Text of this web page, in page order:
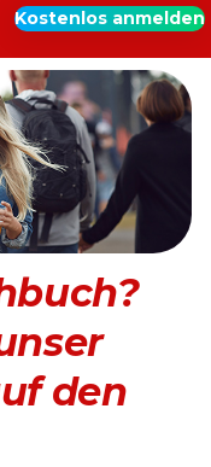
Kostenlos anmelden
den